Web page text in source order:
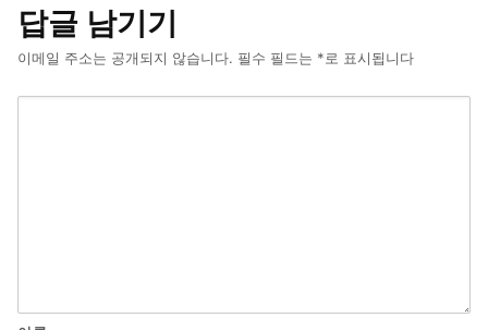
답글 남기기
이메일 주소는 공개되지 않습니다. 필수 필드는 *로 표시됩니다